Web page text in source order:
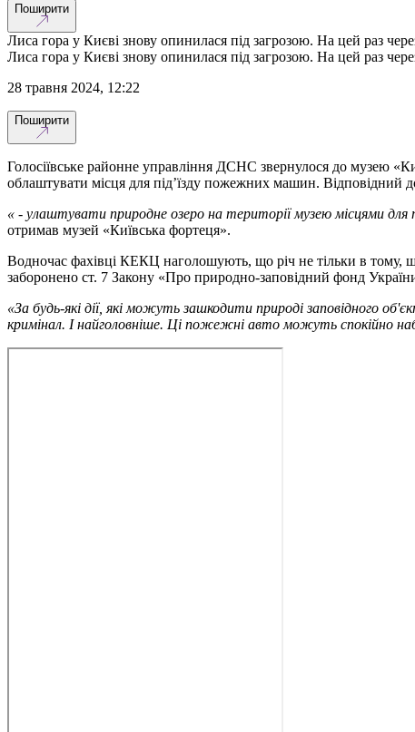
Поширити
Лиса гора у Києві знову опинилася під загрозою. На цей раз
Лиса гора у Києві знову опинилася під загрозою. На цей раз
28 травня 2024, 12:22
Поширити
Голосіївське районне управління ДСНС звернулося до музею
облаштувати місця для під’їзду пожежних машин. Відповідний
« - улаштувати природне озеро на території музею місцями
отримав музей «Київська фортеця».
Водночас фахівці КЕКЦ наголошують, що річ не тільки в тому,
заборонено ст. 7 Закону «Про природно-заповідний фонд
«За будь-які дії, які можуть зашкодити природі заповідного
кримінал. І найголовніше. Ці пожежні авто можуть спокійно